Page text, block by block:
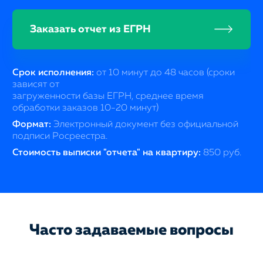
Заказать отчет из ЕГРН
Срок исполнения: от 10 минут до 48 часов (сроки
зависят от
загруженности базы ЕГРН, среднее время
обработки заказов 10-20 минут)
Формат: Электронный документ без официальной
подписи Росреестра.
Стоимость выписки "отчета" на квартиру: 850 руб.
Часто задаваемые вопросы